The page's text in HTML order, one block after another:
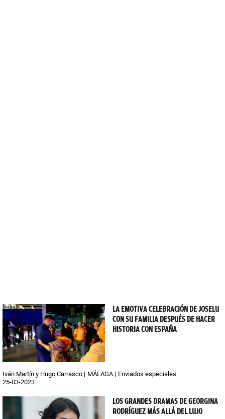
LA EMOTIVA CELEBRACIÓN DE JOSELU
CON SU FAMILIA DESPUÉS DE HACER
HISTORIA CON ESPAÑA
Iván Martín y Hugo Carrasco MÁLAGA
Enviados especiales
25-03-2023
LOS GRANDES DRAMAS DE GEORGINA
RODRÍGUEZ MÁS ALLÁ DEL LUJO